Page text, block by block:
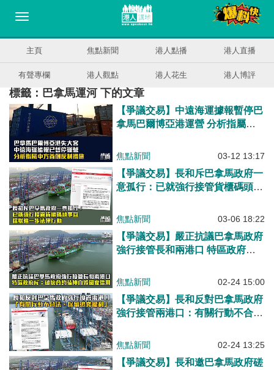
主頁 焦點新聞 港人點播 港人直播
有聲專欄 港人觀點 港人花生 港人博評
標籤：巴拿馬運河 下的文章
【爭議交易】中遠海運據報暫停巴
拿馬巴爾博亞港運營 分析指屬中
焦點新聞 03-12 13:17
【爭議交易】長和斥巴拿馬政府一
意孤行：已就強行接管貨櫃碼頭事
焦點新聞 03-06 18:22
【爭議交易】嚴正抗議巴拿馬政府
強行接管長和兩港口 特區政府
焦點新聞 02-24 15:00
【爭議交易】長和反對巴拿馬政府
強行接管兩港口：有關行動不合
焦點新聞 02-24 13:25
【爭議交易】長和邀巴拿馬政府磋